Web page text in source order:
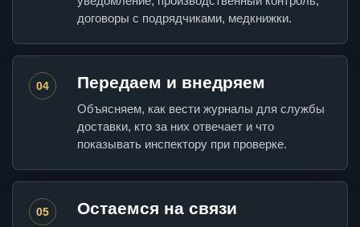
договоры с подрядчиками, медкнижки.
04 Передаем и внедряем
Объясняем, как вести журналы для службы
доставки, кто за них отвечает и что
показывать инспектору при проверке.
05 Остаемся на связи